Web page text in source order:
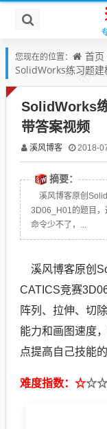
您现在的位置： 首页
SolidWorks练习题建
SolidWorks
带答案视频
溪风博客 2018-
摘要：
溪风博客原创
3D06_H01的题目，
命令少不了，...
溪风博客原创
CATICS竞赛
阵列、拉伸、切
能力和画图速度
点提高自己技能的
难度指数：☆☆☆